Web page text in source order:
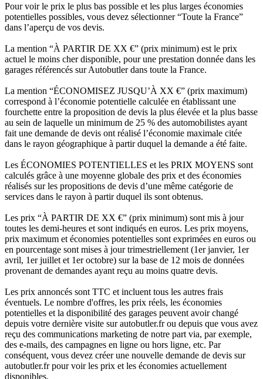
Pour voir le prix le plus bas possible et les plus larges économies
potentielles possibles, vous devez sélectionner “Toute la France”
dans l’aperçu de vos devis.
La mention “À PARTIR DE XX €” (prix minimum) est le prix
actuel le moins cher disponible, pour une prestation donnée dans les
garages référencés sur Autobutler dans toute la France.
La mention “ÉCONOMISEZ JUSQU’À XX €” (prix maximum)
correspond à l’économie potentielle calculée en établissant une
fourchette entre la proposition de devis la plus élevée et la plus basse
au sein de laquelle un minimum de 25 % des automobilistes ayant
fait une demande de devis ont réalisé l’économie maximale citée
dans le rayon géographique à partir duquel la demande a été faite.
Les ÉCONOMIES POTENTIELLES et les PRIX MOYENS sont
calculés grâce à une moyenne globale des prix et des économies
réalisés sur les propositions de devis d’une même catégorie de
services dans le rayon à partir duquel ils sont obtenus.
Les prix “À PARTIR DE XX €” (prix minimum) sont mis à jour
toutes les demi-heures et sont indiqués en euros. Les prix moyens,
prix maximum et économies potentielles sont exprimées en euros ou
en pourcentage sont mises à jour trimestriellement (1er janvier, 1er
avril, 1er juillet et 1er octobre) sur la base de 12 mois de données
provenant de demandes ayant reçu au moins quatre devis.
Les prix annoncés sont TTC et incluent tous les autres frais
éventuels. Le nombre d'offres, les prix réels, les économies
potentielles et la disponibilité des garages peuvent avoir changé
depuis votre dernière visite sur autobutler.fr ou depuis que vous avez
reçu des communications marketing de notre part via, par exemple,
des e-mails, des campagnes en ligne ou hors ligne, etc. Par
conséquent, vous devez créer une nouvelle demande de devis sur
autobutler.fr pour voir les prix et les économies actuellement
disponibles.